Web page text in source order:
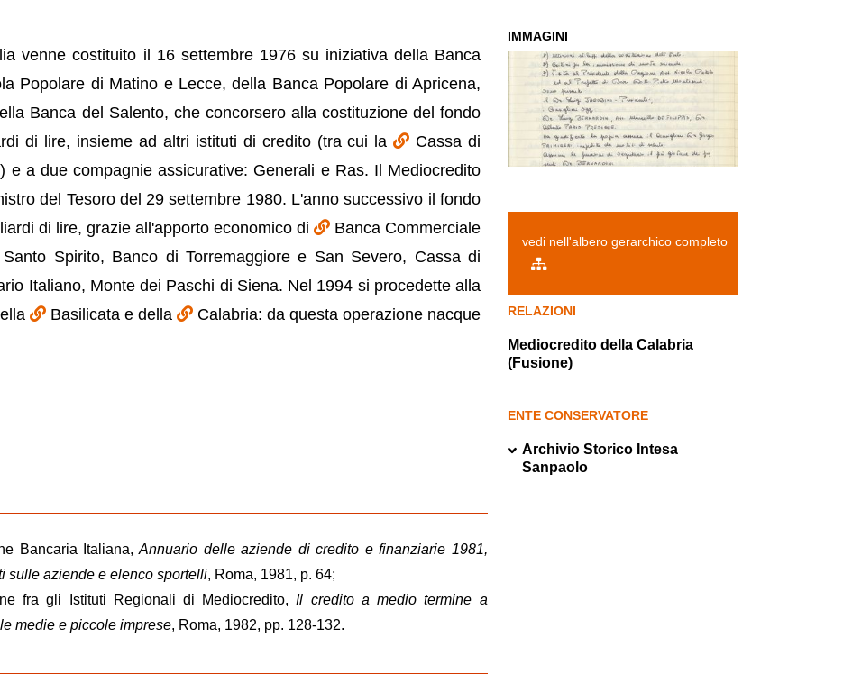
venne costituito il 16 settembre 1976 su iniziativa della Banca
Popolare di Matino e Lecce, della Banca Popolare di Apricena,
Banca del Salento, che concorsero alla costituzione del fondo
di lire, insieme ad altri istituti di credito (tra cui la
Cassa di
e a due compagnie assicurative: Generali e Ras. Il Mediocredito
del Tesoro del 29 settembre 1980. L'anno successivo il fondo
di lire, grazie all'apporto economico di
Banca Commerciale
Spirito, Banco di Torremaggiore e San Severo, Cassa di
Italiano, Monte dei Paschi di Siena. Nel 1994 si procedette alla
Basilicata e della
Calabria: da questa operazione nacque
IMMAGINI
vedi nell'albero gerarchico completo
RELAZIONI
Mediocredito della Calabria
(Fusione)
ENTE CONSERVATORE
Archivio Storico Intesa
Sanpaolo
Bancaria Italiana,Annuario delle aziende di credito e finanziarie 1981,
sulle aziende e elenco sportelli, Roma, 1981, p. 64;
fra gli Istituti Regionali di Mediocredito,Il credito a medio termine a
medie e piccole imprese, Roma, 1982, pp. 128-132.